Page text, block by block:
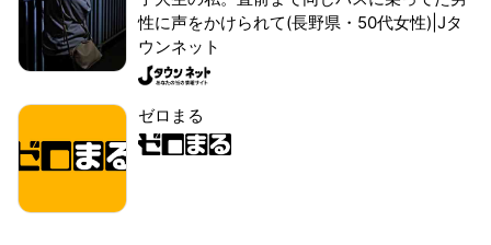
性に声をかけられて(長野県・50代女性)|Jタ
ウンネット
ゼロまる